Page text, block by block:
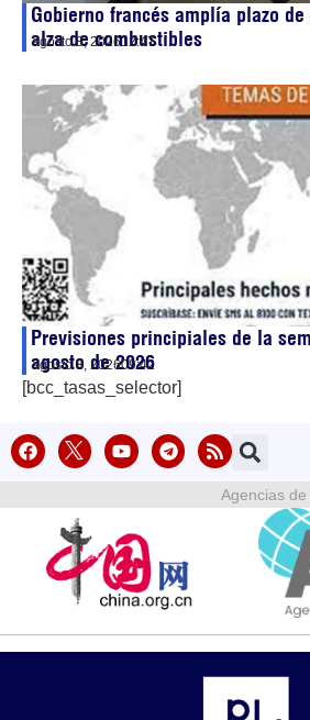
Gobierno francés amplía plazo
alza de combustibles
agosto 8, 202612:47
Previsiones principiales de la
agosto de 2026
agosto 8, 202609:42
[bcc_tasas_selector]
Agencias